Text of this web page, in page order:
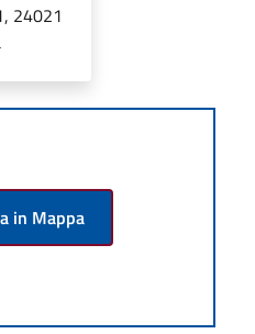
24021
in Mappa